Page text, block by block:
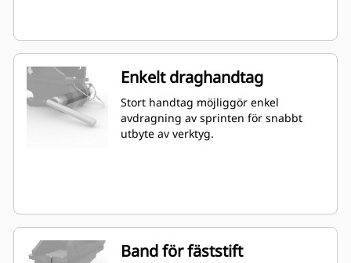
Enkelt draghandtag
Stort handtag möjliggör enkel
avdragning av sprinten för snabbt
utbyte av verktyg.
Band för fäststift